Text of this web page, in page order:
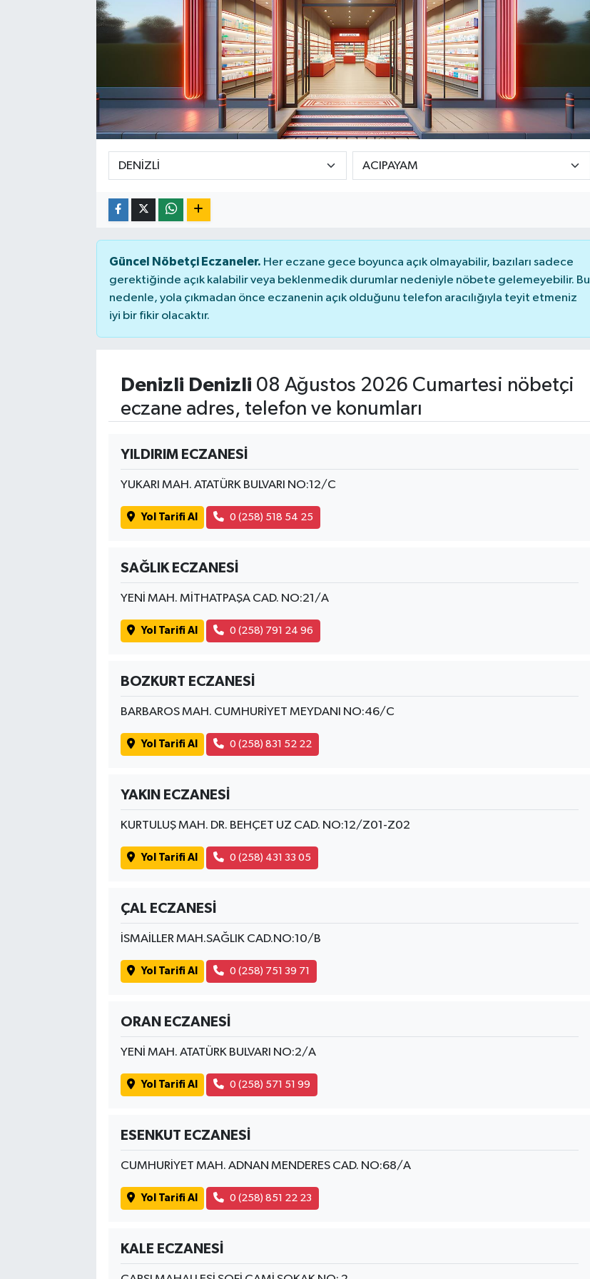
Güncel Nöbetçi Eczaneler. Her eczane gece boyunca açık olmayabilir, bazıları sadece
gerektiğinde açık kalabilir veya beklenmedik durumlar nedeniyle nöbete gelemeyebilir. Bu
nedenle, yola çıkmadan önce eczanenin açık olduğunu telefon aracılığıyla teyit etmeniz
iyi bir fikir olacaktır.
Denizli Denizli 08 Ağustos 2026 Cumartesi nöbetçi
eczane adres, telefon ve konumları
YILDIRIM ECZANESİ
YUKARI MAH. ATATÜRK BULVARI NO:12/C
Yol Tarifi Al 0 (258) 518 54 25
SAĞLIK ECZANESİ
YENİ MAH. MİTHATPAŞA CAD. NO:21/A
Yol Tarifi Al 0 (258) 791 24 96
BOZKURT ECZANESİ
BARBAROS MAH. CUMHURİYET MEYDANI NO:46/C
Yol Tarifi Al 0 (258) 831 52 22
YAKIN ECZANESİ
KURTULUŞ MAH. DR. BEHÇET UZ CAD. NO:12/Z01-Z02
Yol Tarifi Al 0 (258) 431 33 05
ÇAL ECZANESİ
İSMAİLLER MAH.SAĞLIK CAD.NO:10/B
Yol Tarifi Al 0 (258) 751 39 71
ORAN ECZANESİ
YENİ MAH. ATATÜRK BULVARI NO:2/A
Yol Tarifi Al 0 (258) 571 51 99
ESENKUT ECZANESİ
CUMHURİYET MAH. ADNAN MENDERES CAD. NO:68/A
Yol Tarifi Al 0 (258) 851 22 23
KALE ECZANESİ